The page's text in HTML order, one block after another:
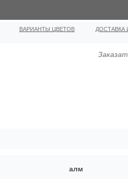
ВАРИАНТЫ ЦВЕТОВ ДОСТАВКА
алм